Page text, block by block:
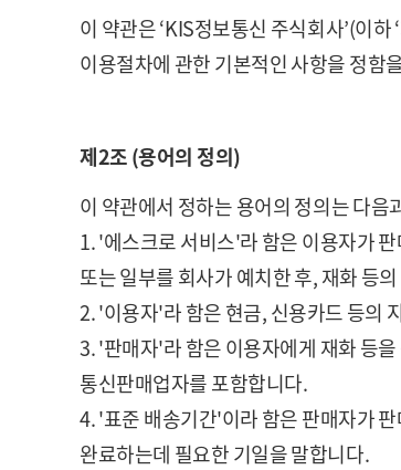
이 약관은 ‘KIS정보통신 주식회사’(이
이용절차에 관한 기본적인 사항을 정함
제2조 (용어의 정의)
이 약관에서 정하는 용어의 정의는 다음
1. '에스크로 서비스'라 함은 이용자가
또는 일부를 회사가 예치한 후, 재화 등
2. '이용자'라 함은 현금, 신용카드 등의
3. '판매자'라 함은 이용자에게 재화 등
통신판매업자를 포함합니다.
4. '표준 배송기간'이라 함은 판매자가
완료하는데 필요한 기일을 말합니다.